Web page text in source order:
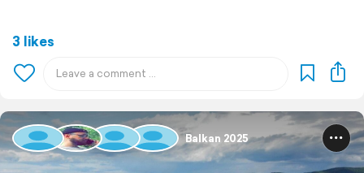
3 likes
Balkan 2025